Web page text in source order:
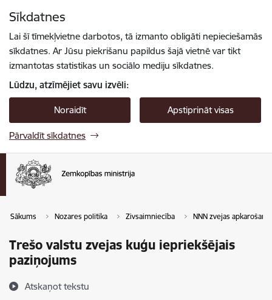
Sīkdatnes
Lai šī tīmekļvietne darbotos, tā izmanto obligāti nepieciešamās
sīkdatnes. Ar Jūsu piekrišanu papildus šajā vietnē var tikt
izmantotas statistikas un sociālo mediju sīkdatnes.
Lūdzu, atzīmējiet savu izvēli:
Noraidīt Apstiprināt visas
Pārvaldīt sīkdatnes
Sākums Nozares politika Zivsaimniecība NNN zvejas
Trešo valstu zvejas kuģu iepriekšējais
paziņojums
Atskaņot tekstu